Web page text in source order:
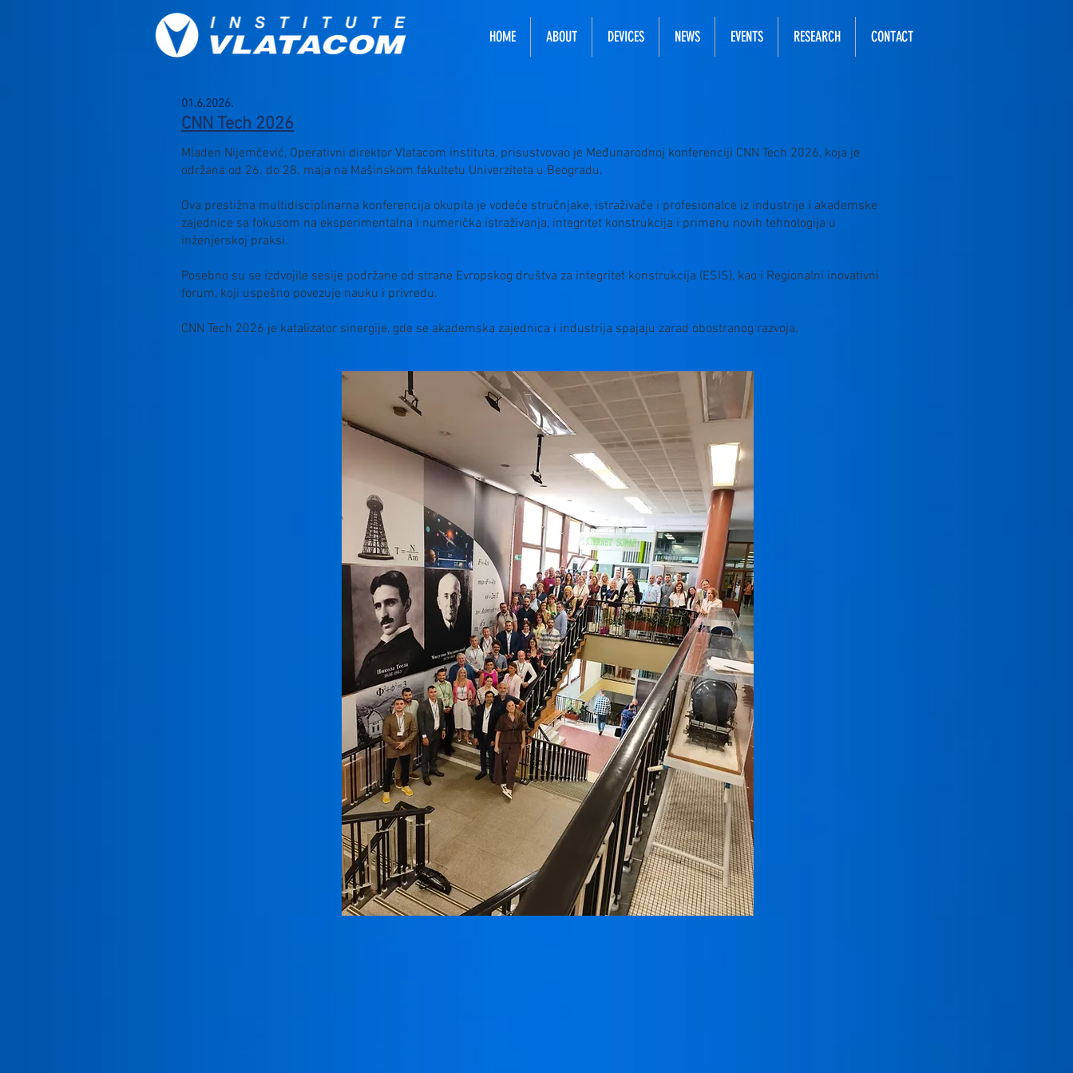
HOME ABOUT DEVICES NEWS EVENTS RESEARCH CONTACT
01.6.2026.
CNN Tech 2026
Mladen Nijemčević, Operativni direktor Vlatacom instituta, prisustvovao je Međunarodnoj konferenciji CNN Tech 2026, koja je
održana od 26. do 28. maja na Mašinskom fakultetu Univerziteta u Beogradu.
Ova prestižna multidisciplinarna konferencija okupila je vodeće stručnjake, istraživače i profesionalce iz industrije i akademske
zajednice sa fokusom na eksperimentalna i numerička istraživanja, integritet konstrukcija i primenu novih tehnologija u
inženjerskoj praksi.
Posebno su se izdvojile sesije podržane od strane Evropskog društva za integritet konstrukcija (ESIS), kao i Regionalni inovativni
forum, koji uspešno povezuje nauku i privredu.
CNN Tech 2026 je katalizator sinergije, gde se akademska zajednica i industrija spajaju zarad obostranog razvoja.